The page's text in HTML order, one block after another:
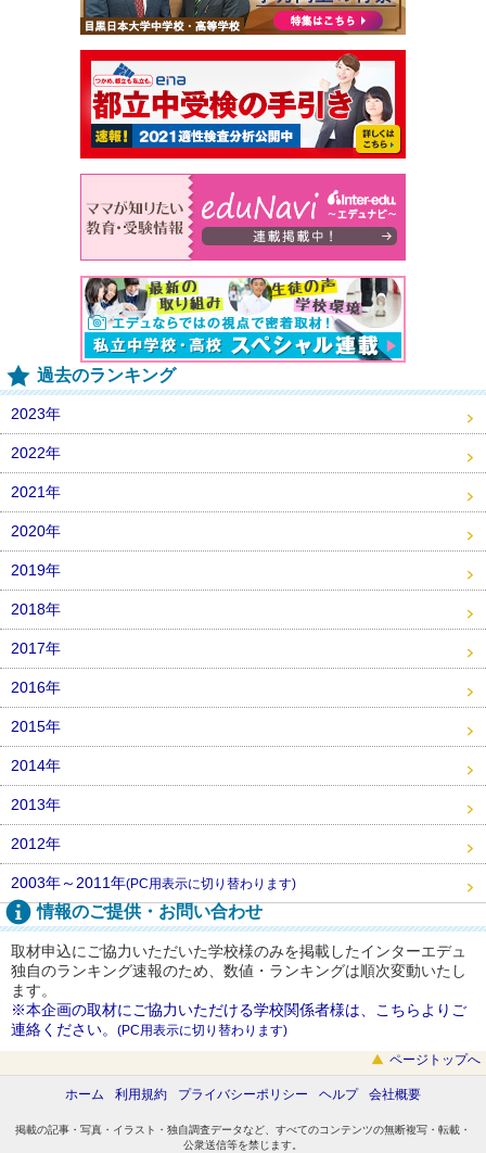
過去のランキング
2023年
2022年
2021年
2020年
2019年
2018年
2017年
2016年
2015年
2014年
2013年
2012年
2003年～2011年(PC用表示に切り替わります)
情報のご提供・お問い合わせ
取材申込にご協力いただいた学校様のみを掲載したインターエデュ
独自のランキング速報のため、数値・ランキングは順次変動いたし
ます。
※本企画の取材にご協力いただける学校関係者様は、こちらよりご
連絡ください。 (PC用表示に切り替わります)
ページトップへ
ホーム 利用規約 プライバシーポリシー ヘルプ 会社概要
掲載の記事・写真・イラスト・独自調査データなど、すべてのコンテンツの無断複写・転載・
公衆送信等を禁じます。